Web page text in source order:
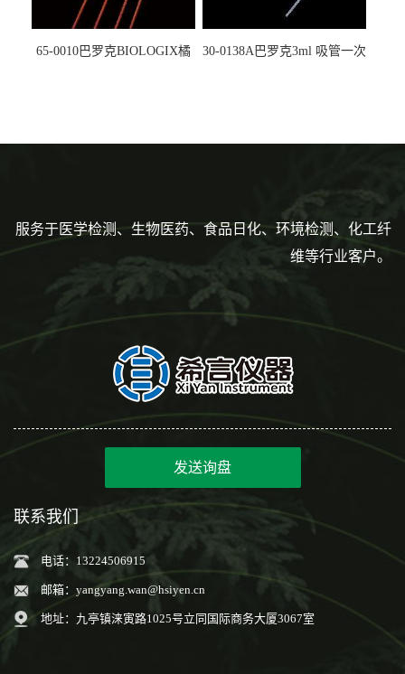
65-0010巴罗克BIOLOGIX橘
30-0138A巴罗克3ml 吸管一次
服务于医学检测、生物医药、食品日化、环境检测、化工纤
维等行业客户。
发送询盘
联系我们
电话：13224506915
邮箱： yangyang.wan@hsiyen.cn
地址：九亭镇涞寅路1025号立同国际商务大厦3067室